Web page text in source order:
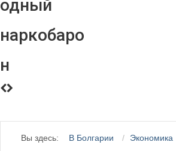
одный
наркобаро
н
Вы здесь: В Болгарии
Экономика